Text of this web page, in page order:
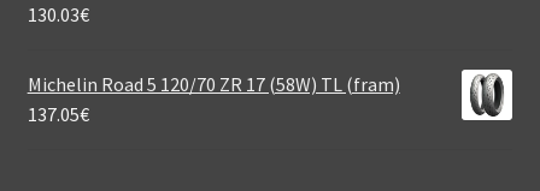
130.03€
Michelin Road 5 120/70 ZR 17 (58W) TL (fram)
137.05€